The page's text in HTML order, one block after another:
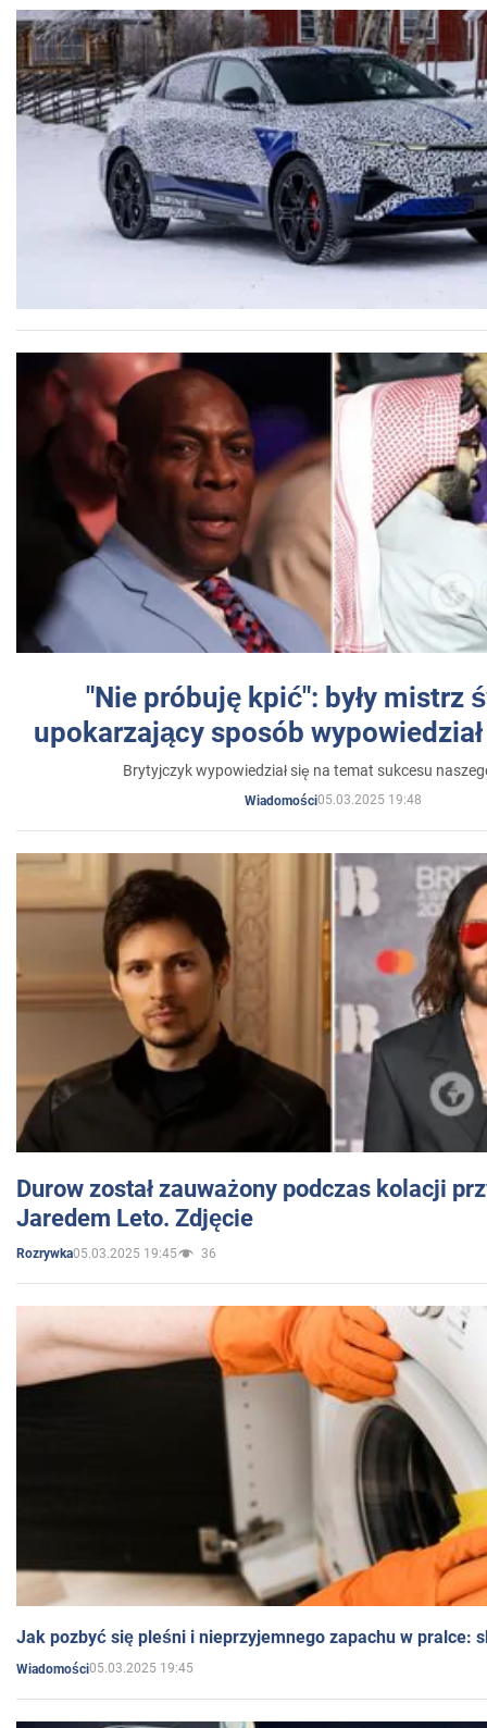
"Nie próbuję kpić": były mistrz
upokarzający sposób
Brytyjczyk wypowiedział się na temat sukcesu
Wiadomości05.03.2025 19:48
Durow został zauważony podczas kolacji
Jaredem Leto. Zdjęcie
Rozrywka05.03.2025 19:45 36
Jak pozbyć się pleśni i nieprzyjemnego zapachu w pralce:
Wiadomości05.03.2025 19:45